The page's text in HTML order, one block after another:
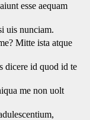
esse aequam
uis nunciam.
Mitte ista atque
dicere id quod id te
me non uolt